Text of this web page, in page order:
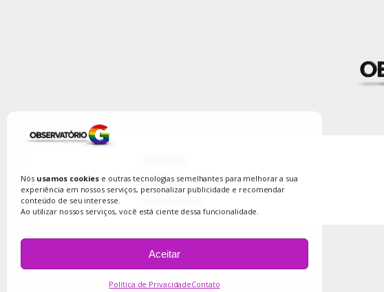
Nós usamos cookies e outras tecnologias semelhantes para melhorar a sua
experiência em nossos serviços, personalizar publicidade e recomendar
conteúdo de seu interesse.
Ao utilizar nossos serviços, você está ciente dessa funcionalidade.
Aceitar
Política de PrivacidadeContato
Coluna